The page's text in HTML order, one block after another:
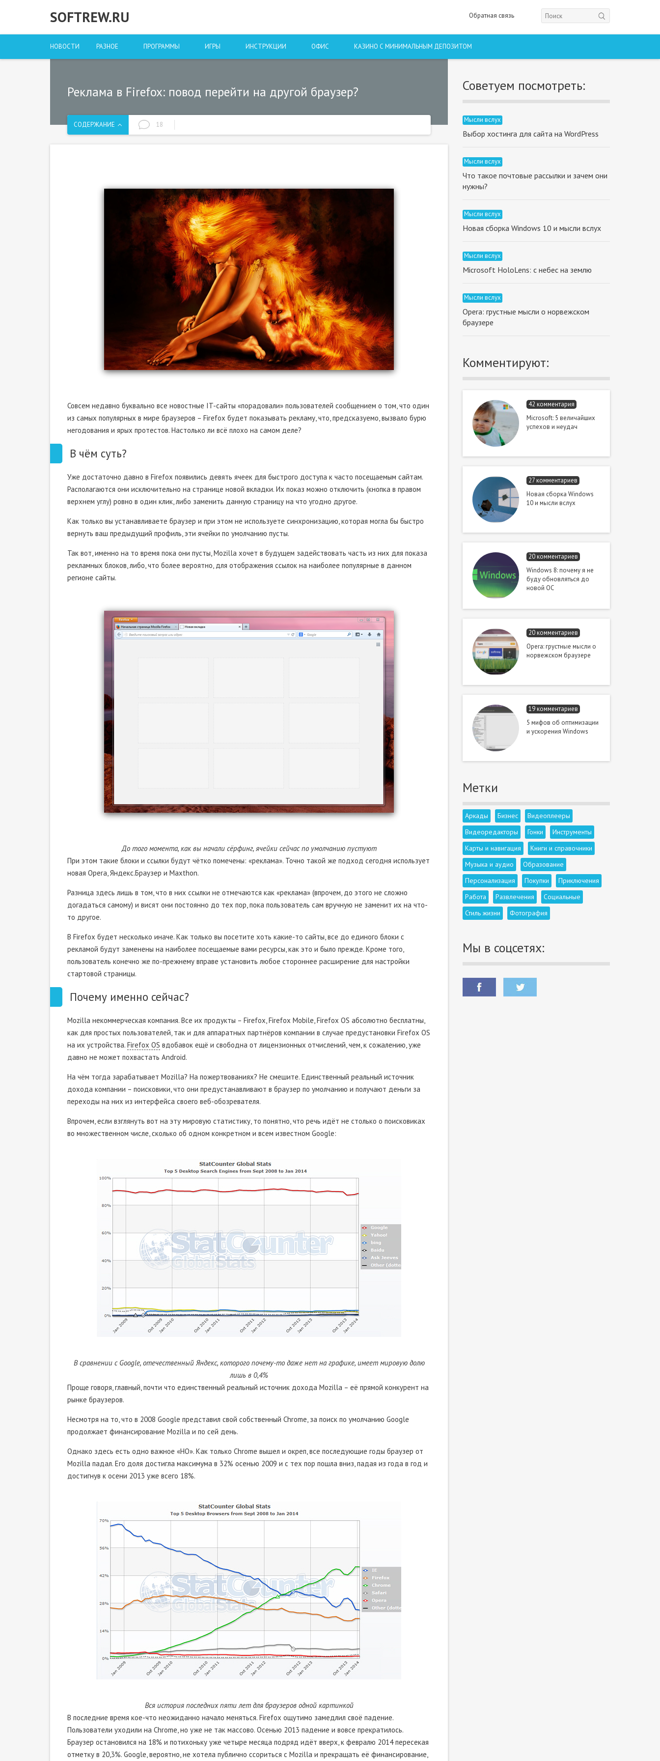
SOFTREW.RU Обратная связь
НОВОСТИ РАЗНОЕ ПРОГРАММЫ ИГРЫ ИНСТРУКЦИИ ОФИС КАЗИНО С МИНИМАЛЬНЫМ ДЕПОЗИТОМ
Реклама в Firefox: повод перейти на другой браузер?
СОДЕРЖАНИЕ 18
Совсем недавно буквально все новостные IT-сайты «порадовали» пользователей сообщением о том, что один
из самых популярных в мире браузеров – Firefox будет показывать рекламу, что, предсказуемо, вызвало бурю
негодования и ярых протестов. Настолько ли всё плохо на самом деле?
В чём суть?
Уже достаточно давно в Firefox появились девять ячеек для быстрого доступа к часто посещаемым сайтам.
Располагаются они исключительно на странице новой вкладки. Их показ можно отключить (кнопка в правом
верхнем углу) ровно в один клик, либо заменить данную страницу на что угодно другое.
Как только вы устанавливаете браузер и при этом не используете синхронизацию, которая могла бы быстро
вернуть ваш предыдущий профиль, эти ячейки по умолчанию пусты.
Так вот, именно на то время пока они пусты, Mozilla хочет в будущем задействовать часть из них для показа
рекламных блоков, либо, что более вероятно, для отображения ссылок на наиболее популярные в данном
регионе сайты.
До того момента, как вы начали сёрфинг, ячейки сейчас по умолчанию пустуют
При этом такие блоки и ссылки будут чётко помечены: «реклама». Точно такой же подход сегодня использует
новая Opera, Яндекс.Браузер и Maxthon.
Разница здесь лишь в том, что в них ссылки не отмечаются как «реклама» (впрочем, до этого не сложно
догадаться самому) и висят они постоянно до тех пор, пока пользователь сам вручную не заменит их на что-
то другое.
В Firefox будет несколько иначе. Как только вы посетите хоть какие-то сайты, все до единого блоки с
рекламой будут заменены на наиболее посещаемые вами ресурсы, как это и было прежде. Кроме того,
пользователь конечно же по-прежнему вправе установить любое стороннее расширение для настройки
стартовой страницы.
Почему именно сейчас?
Mozilla некоммерческая компания. Все их продукты – Firefox, Firefox Mobile, Firefox OS абсолютно бесплатны,
как для простых пользователей, так и для аппаратных партнёров компании в случае предустановки Firefox OS
на их устройства. Firefox OS вдобавок ещё и свободна от лицензионных отчислений, чем, к сожалению, уже
давно не может похвастать Android.
На чём тогда зарабатывает Mozilla? На пожертвованиях? Не смешите. Единственный реальный источник
дохода компании – поисковики, что они предустанавливают в браузер по умолчанию и получают деньги за
переходы на них из интерфейса своего веб-обозревателя.
Впрочем, если взглянуть вот на эту мировую статистику, то понятно, что речь идёт не столько о поисковиках
во множественном числе, сколько об одном конкретном и всем известном Google:
В сравнении с Google, отечественный Яндекс, которого почему-то даже нет на графике, имеет мировую долю
лишь в 0,4%
Проще говоря, главный, почти что единственный реальный источник дохода Mozilla – её прямой конкурент на
рынке браузеров.
Несмотря на то, что в 2008 Google представил свой собственный Chrome, за поиск по умолчанию Google
продолжает финансирование Mozilla и по сей день.
Однако здесь есть одно важное «НО». Как только Chrome вышел и окреп, все последующие годы браузер от
Mozilla падал. Его доля достигла максимума в 32% осенью 2009 и с тех пор пошла вниз, падая из года в год и
достигнув к осени 2013 уже всего 18%.
Вся история последних пяти лет для браузеров одной картинкой
В последние время кое-что неожиданно начало меняться. Firefox ощутимо замедлил своё падение.
Пользователи уходили на Chrome, но уже не так массово. Осенью 2013 падение и вовсе прекратилось.
Браузер остановился на 18% и потихоньку уже четыре месяца подряд идёт вверх, к февралю 2014 пересекая
отметку в 20,3%. Google, вероятно, не хотела публично ссориться с Mozilla и прекращать её финансирование,
Советуем посмотреть:
Мысли вслух
Выбор хостинга для сайта на WordPress
Мысли вслух
Что такое почтовые рассылки и зачем они
нужны?
Мысли вслух
Новая сборка Windows 10 и мысли вслух
Мысли вслух
Microsoft HoloLens: с небес на землю
Мысли вслух
Opera: грустные мысли о норвежском
браузере
Комментируют:
42 комментария
Microsoft: 5 величайших
успехов и неудач
27 комментариев
Новая сборка Windows
10 и мысли вслух
20 комментариев
Windows 8: почему я не
буду обновляться до
новой ОС
20 комментариев
Opera: грустные мысли о
норвежском браузере
19 комментариев
5 мифов об оптимизации
и ускорения Windows
Метки
Аркады Бизнес
Видеоплееры
Видеоредакторы
Гонки
Инструменты
Карты и навигация
Книги и справочники
Музыка и аудио
Образование
Персонализация
Покупки
Приключения
Работа
Развлечения
Социальные
Стиль жизни
Фотография
Мы в соцсетях: